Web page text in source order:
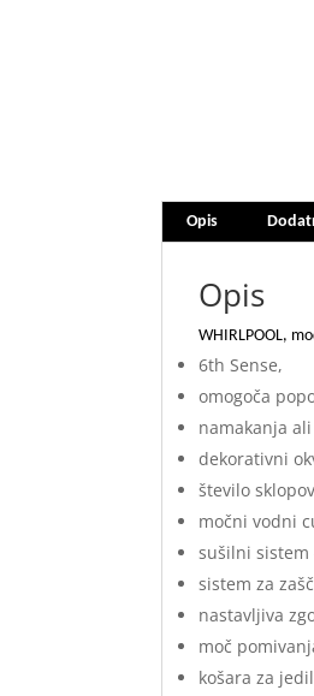
Opis
Opis
WHIRLPOOL,
6th Sense,
omogoča
namakanja
dekorativni
število
močni vodni
sušilni sistem
sistem za
nastavljiva
moč
košara za